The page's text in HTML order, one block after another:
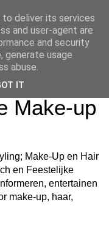
Visagie
over
Make-up
Make-Up en Hair
en Feestelijke
entertainen
make-up, haar,
deliver its services
and user-agent are
and security
generate usage
abuse.
IT